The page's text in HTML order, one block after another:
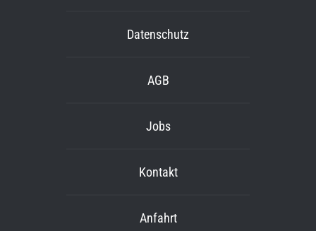
Datenschutz
AGB
Jobs
Kontakt
Anfahrt